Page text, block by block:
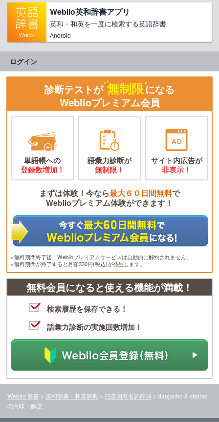
Weblio英和辞書アプリ
英和・和英を一度に検索する英語辞書
Android
ログイン
診断テストが 無制限になる
Weblioプレミアム会員
単語帳への
登録数増加！
語彙力診断が
無制限！
サイト内広告が
非表示！
まずは体験！今なら最大６０日間無料で
Weblioプレミアム体験ができます！
※無料期間終了後、Weblioプレミアムサービスは自動的に解約されません。
※無料期間が終了すると月額330円(税込)が発生します。
無料会員になると使える機能が満載！
検索履歴を保存できる！
語彙力診断の実施回数増加！
Weblio 辞書 > 英和辞典・和英辞典 > 日英固有名詞辞典 > danjocho 8-chome
の意味・解説